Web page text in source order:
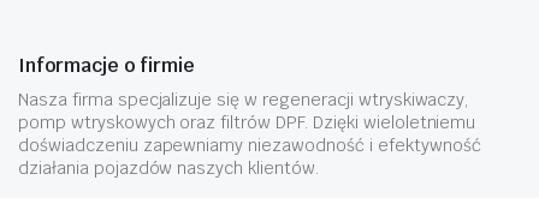
Informacje o firmie
Nasza firma specjalizuje się w regeneracji wtryskiwaczy,
pomp wtryskowych oraz filtrów DPF. Dzięki wieloletniemu
doświadczeniu zapewniamy niezawodność i efektywność
działania pojazdów naszych klientów.